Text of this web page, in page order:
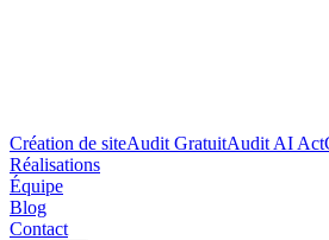
Création de siteAudit GratuitAudit AI Act
Réalisations
Équipe
Blog
Contact